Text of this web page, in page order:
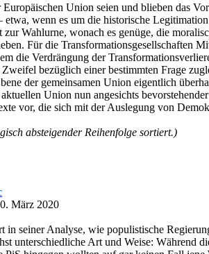
Union seien und blieben das
etwa, wenn es um die historische
Wahlurne, wonach es genüge, die
Für die Transformationsgesellschaften
die Verdrängung der
bezüglich einer bestimmten Frage
der gemeinsamen Union eigentlich
Union nun angesichts
vor, die sich mit der Auslegung von
absteigender Reihenfolge sortiert.)
März 2020
in seiner Analyse, wie populistische
unterschiedliche Art und Weise: Während